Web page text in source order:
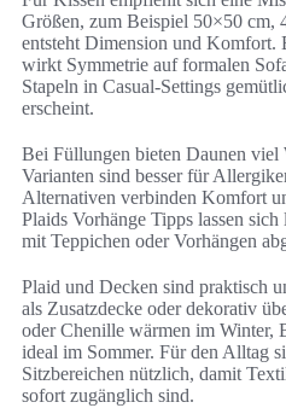
Größen, zum Beispiel 50×50 cm,
entsteht Dimension und Komfort.
wirkt Symmetrie auf formalen
Stapeln in Casual-Settings
erscheint.
Bei Füllungen bieten Daunen viel
Varianten sind besser für
Alternativen verbinden Komfort
Plaids Vorhänge Tipps lassen
mit Teppichen oder Vorhängen
Plaid und Decken sind praktisch
als Zusatzdecke oder dekorativ
oder Chenille wärmen im Winter,
ideal im Sommer. Für den Alltag
Sitzbereichen nützlich, damit
sofort zugänglich sind.